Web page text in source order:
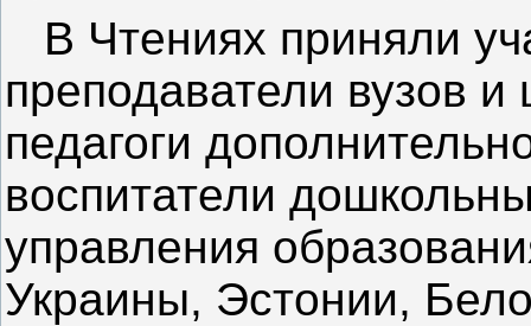
В Чтениях приняли
преподаватели вузов
педагоги
воспитатели
управления
Украины, Эстонии,